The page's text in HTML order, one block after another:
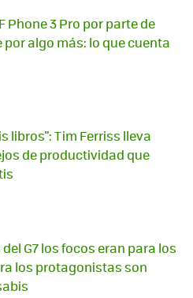
Phone 3 Pro por parte de
algo más: lo que cuenta
libros": Tim Ferriss lleva
de productividad que
G7 los focos eran para los
los protagonistas son